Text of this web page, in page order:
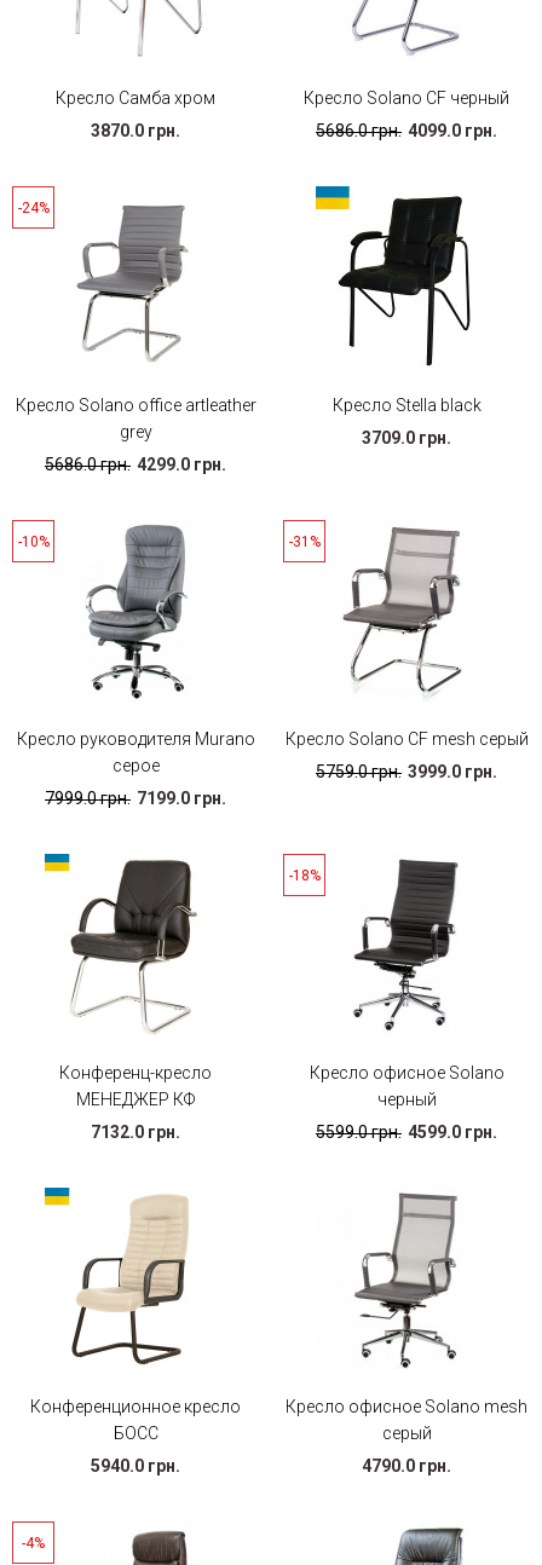
Кресло Самба хром
3870.0 грн.
Кресло Solano CF черный
5686.0 грн. 4099.0 грн.
-24%
Кресло Solano office artleather
grey
5686.0 грн. 4299.0 грн.
Кресло Stella black
3709.0 грн.
-10%
Кресло руководителя Murano
серое
7999.0 грн. 7199.0 грн.
-31%
Кресло Solano CF mesh серый
5759.0 грн. 3999.0 грн.
Конференц-кресло
МЕНЕДЖЕР КФ
7132.0 грн.
-18%
Кресло офисное Solano
черный
5599.0 грн. 4599.0 грн.
Конференционное кресло
БОСС
5940.0 грн.
Кресло офисное Solano mesh
серый
4790.0 грн.
-4%